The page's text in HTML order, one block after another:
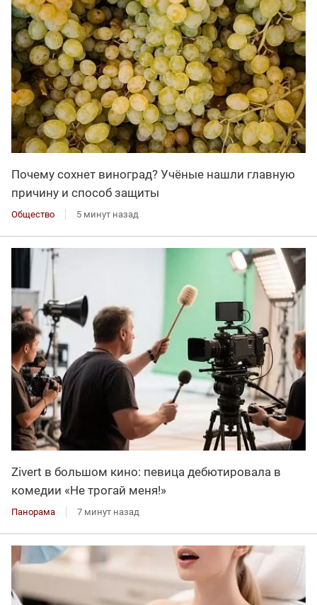
Почему сохнет виноград? Учёные нашли главную
причину и способ защиты
Общество 5 минут назад
Zivert в большом кино: певица дебютировала в
комедии «Не трогай меня!»
Панорама 7 минут назад